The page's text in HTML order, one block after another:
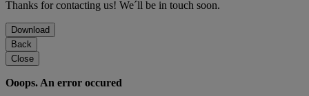
Thanks for contacting us! We´ll be in touch soon.
Download
Back
Close
Ooops. An error occured